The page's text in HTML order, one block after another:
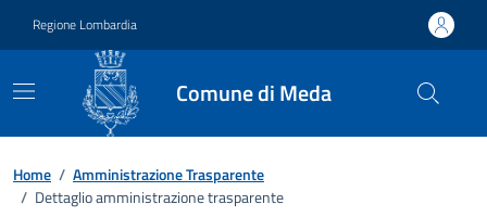
Regione Lombardia
Comune di Meda
Home / Amministrazione Trasparente
/ Dettaglio amministrazione trasparente